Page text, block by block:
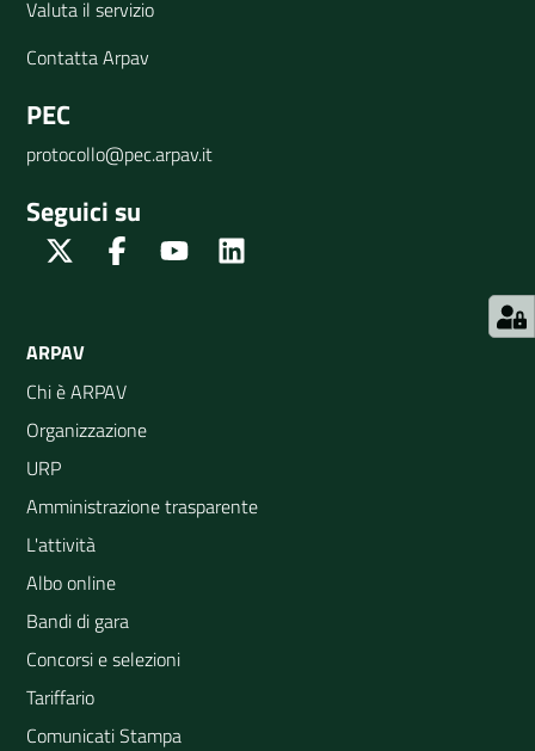
Valuta il servizio
Contatta Arpav
PEC
protocollo@pec.arpav.it
Seguici su
Twitter FacebookYoutube
ARPAV
Chi è ARPAV
Organizzazione
URP
Amministrazione trasparente
L'attività
Albo online
Bandi di gara
Concorsi e selezioni
Tariffario
Comunicati Stampa